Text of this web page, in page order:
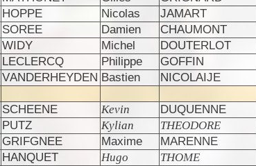
HOPPE Nicolas JAMART
SOREE Damien CHAUMONT
WIDY Michel DOUTERLOT
LECLERCQ Philippe GOFFIN
VANDERHEYDEN Bastien NICOLAIJE
SCHEENE Kevin DUQUENNE
PUTZ Kylian THEODORE
GRIFGNEE Maxime MARENNE
HANQUET Hugo THOME